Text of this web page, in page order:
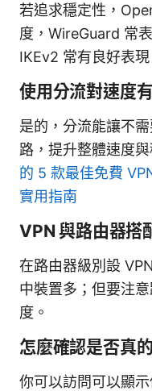
若追求穩定性，
度，WireGuard 常
IKEv2 常有良好表現
使用分流對速度
是的，分流能讓不
路，提升整體速度與
的 5 款最佳免費
實用指南
VPN 與路由器搭
在路由器級別設
中裝置多；但要注
度。
怎麼確認是否真
你可以訪問可以顯